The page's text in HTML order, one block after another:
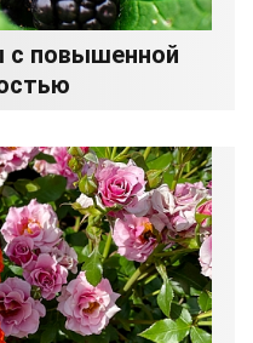
с повышенной